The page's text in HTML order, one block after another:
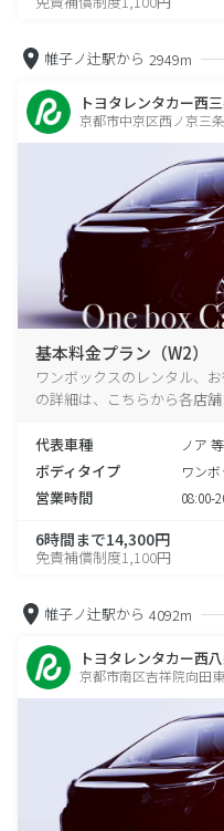
帷子ノ辻駅から 2949m
トヨタレンタカー西
京都市中京区西ノ京三
基本料金プラン（W2）
ワンボックスのレンタル、
の詳細は、こちらから各店舗
代表車種 ノア 等
ボディタイプ ワン
営業時間 08:00-
6時間まで14,300円
免責補償制度1,100円
帷子ノ辻駅から 4092m
トヨタレンタカー西
京都市南区吉祥院向田